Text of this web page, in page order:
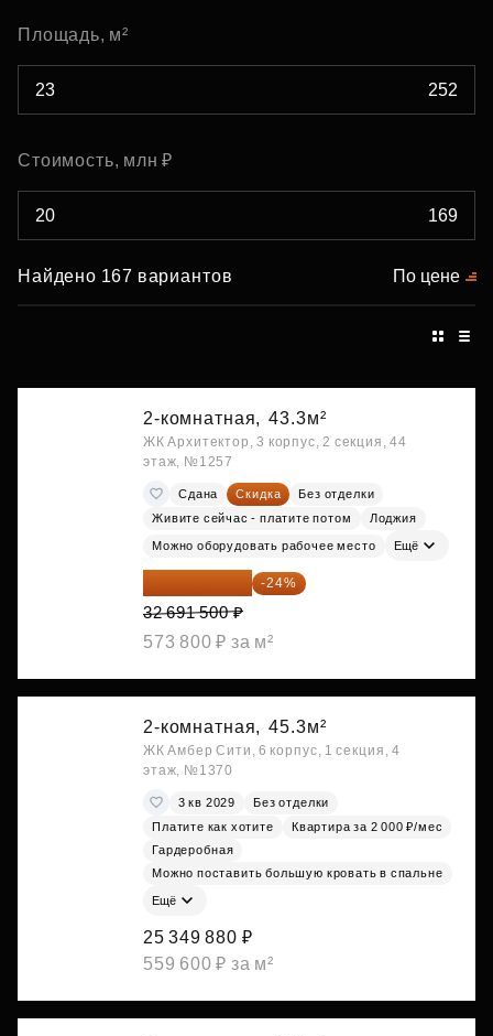
Площадь, м²
Стоимость, млн ₽
Найдено 167 вариантов По цене
2-комнатная, 43.3м²
ЖК Архитектор, 3 корпус, 2 секция, 44
этаж, №1257
Сдана Скидка
Без отделки
Живите сейчас - платите потом
Лоджия
Можно оборудовать рабочее место Ещё
24 845 540 ₽ -24%
32 691 500 ₽
573 800 ₽ за м²
2-комнатная, 45.3м²
ЖК Амбер Сити, 6 корпус, 1 секция, 4
этаж, №1370
3 кв 2029
Без отделки
Платите как хотите
Квартира за 2 000 ₽/мес
Гардеробная
Можно поставить большую кровать в спальне
Ещё
25 349 880 ₽
559 600 ₽ за м²